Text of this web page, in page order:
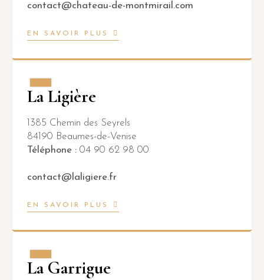
contact@chateau-de-montmirail.com
EN SAVOIR PLUS
La Ligière
1385 Chemin des Seyrels
84190 Beaumes-de-Venise
Téléphone : 04 90 62 98 00
contact@laligiere.fr
EN SAVOIR PLUS
La Garrigue